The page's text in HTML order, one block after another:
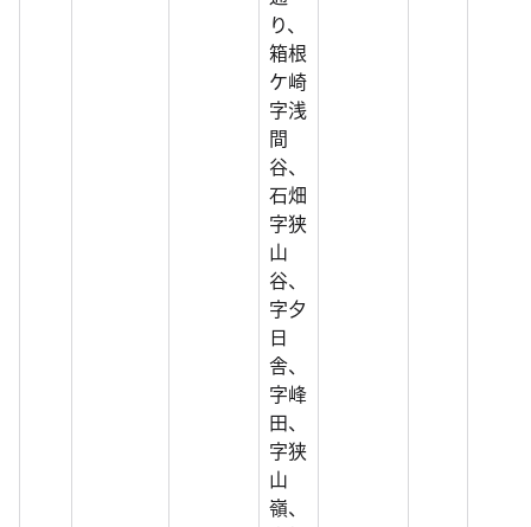
り、
箱根
ケ崎
字浅
間
谷、
石畑
字狭
山
谷、
字夕
日
舎、
字峰
田、
字狭
山
嶺、